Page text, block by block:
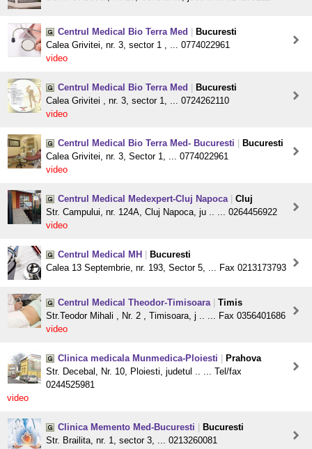
Centrul Medical Bio Terra Med
Bucuresti
Calea Grivitei, nr. 3, sector 1 , ... 0774022961
video
Centrul Medical Bio Terra Med
Bucuresti
Calea Grivitei , nr. 3, sector 1, ... 0724262110
video
Centrul Medical Bio Terra Med- Bucuresti
Bucuresti
Calea Grivitei, nr. 3, Sector 1, ... 0774022961
video
Centrul Medical Medexpert-Cluj Napoca
Cluj
Str. Campului, nr. 124A, Cluj Napoca, ju .. ... 0264456922
video
Centrul Medical MH
Bucuresti
Calea 13 Septembrie, nr. 193, Sector 5, ... Fax 0213173793
Centrul Medical Theodor-Timisoara
Timis
Str.Teodor Mihali , Nr. 2 , Timisoara, j .. ... Fax 0356401686
video
Clinica medicala Munmedica-Ploiesti
Prahova
Str. Decebal, Nr. 10, Ploiesti, judetul .. ... Tel/fax
0244525981
video
Clinica Memento Med-Bucuresti
Bucuresti
Str. Brailita, nr. 1, sector 3, ... 0213260081